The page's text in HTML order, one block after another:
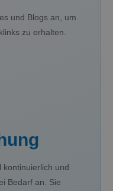
und Blogs an, um
zu erhalten.
kontinuierlich und
Bedarf an. Sie